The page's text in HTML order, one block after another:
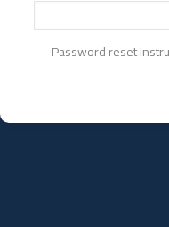
Password reset